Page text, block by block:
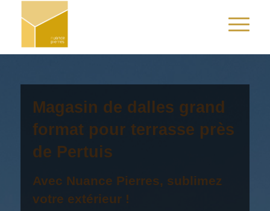
Magasin de dalles grand
format pour terrasse près
de Pertuis
Avec Nuance Pierres, sublimez
votre extérieur !